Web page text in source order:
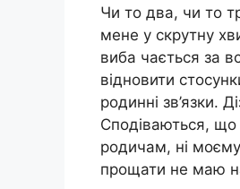
Чи то два, чи то
мене у скрутну
виба чається за
відновити
родинні зв’язки.
Сподіваються, що
родичам, ні
прощати не маю